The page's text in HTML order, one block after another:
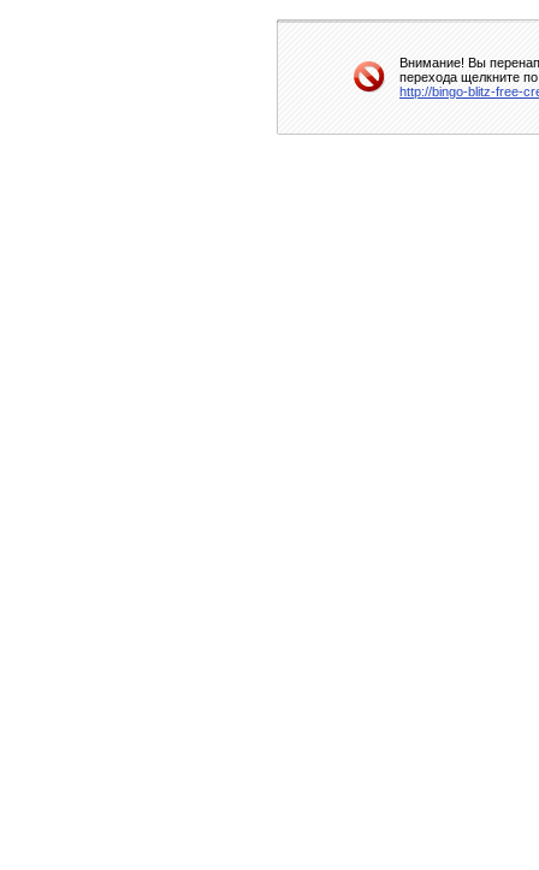
Внимание! Вы
перехода щелкните
http://bingo-blitz-free-